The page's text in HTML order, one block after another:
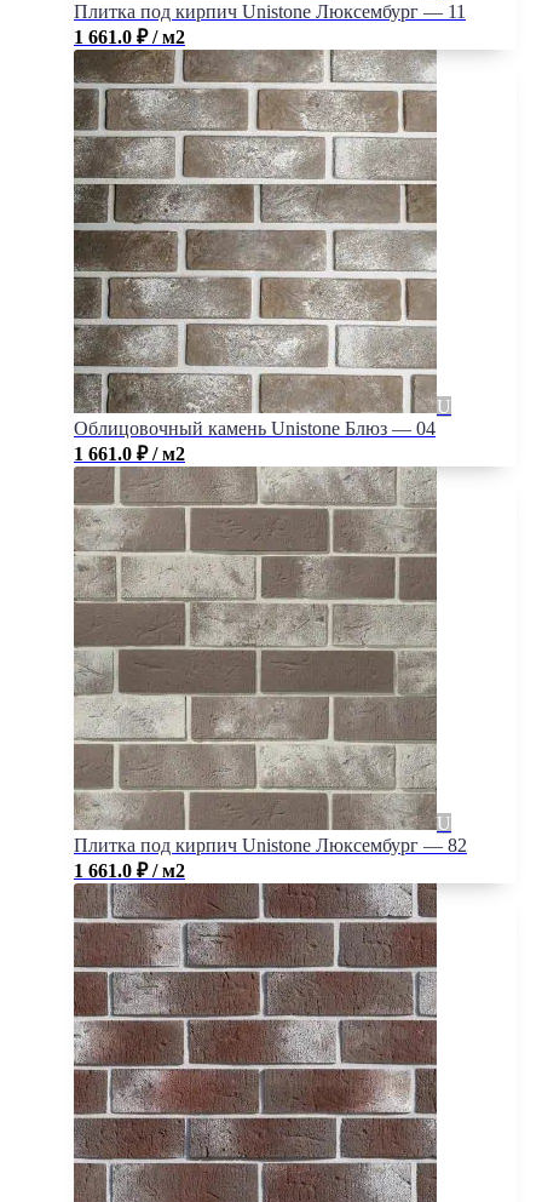
Плитка под кирпич Unistone Люксембург — 11
1 661.0 ₽ / м2
Облицовочный камень Unistone Блюз — 04
1 661.0 ₽ / м2
Плитка под кирпич Unistone Люксембург — 82
1 661.0 ₽ / м2